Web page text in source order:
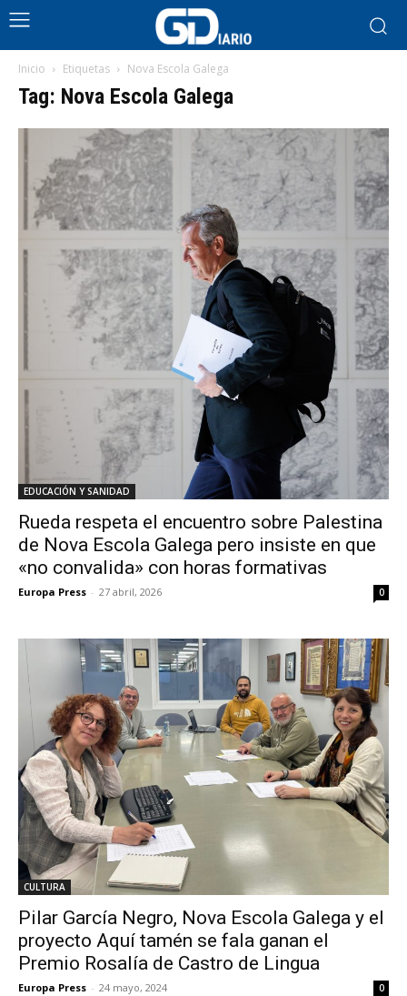
Inicio Etiquetas Nova Escola Galega
Tag: Nova Escola Galega
EDUCACIÓN Y SANIDAD
Rueda respeta el encuentro sobre Palestina
de Nova Escola Galega pero insiste en que
«no convalida» con horas formativas
Europa Press - 27 abril, 2026 0
CULTURA
Pilar García Negro, Nova Escola Galega y el
proyecto Aquí tamén se fala ganan el
Premio Rosalía de Castro de Lingua
Europa Press - 24 mayo, 2024 0